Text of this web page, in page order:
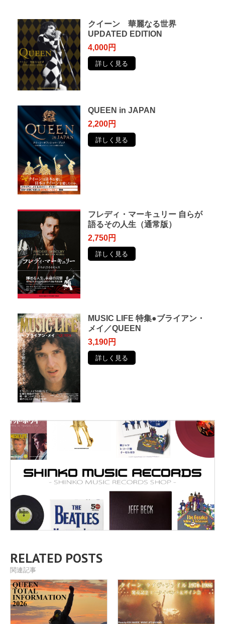
クイーン 華麗なる世界
UPDATED EDITION
4,000円
詳しく見る
QUEEN in JAPAN
2,200円
詳しく見る
フレディ・マーキュリー ⾃らが
語るその⼈⽣（通常版）
2,750円
詳しく見る
MUSIC LIFE 特集●ブライアン・
メイ／QUEEN
3,190円
詳しく見る
RELATED POSTS
関連記事